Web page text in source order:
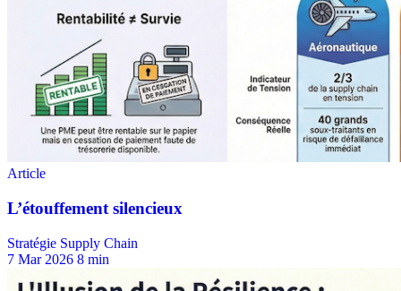
Stratégie Supply Chain
7 Mar 2026 8 min